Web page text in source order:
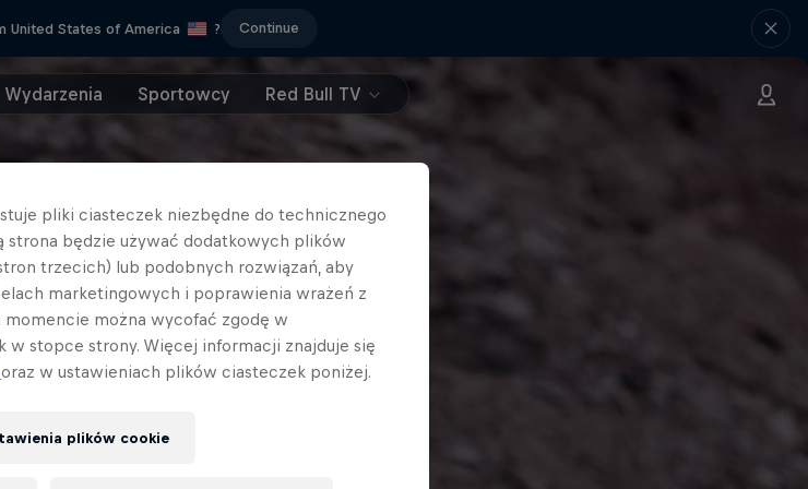
United States of America ? Continue
Wydarzenia Sportowcy Red Bull TV
pliki ciasteczek niezbędne do technicznego
strona będzie używać dodatkowych plików
trzecich) lub podobnych rozwiązań, aby
marketingowych i poprawienia wrażeń z
można wycofać zgodę w
stopce strony. Więcej informacji znajduje się
oraz w ustawieniach plików ciasteczek poniżej.
plików cookie